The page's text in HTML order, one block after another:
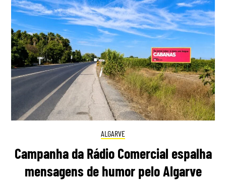
ALGARVE
Campanha da Rádio Comercial espalha
mensagens de humor pelo Algarve